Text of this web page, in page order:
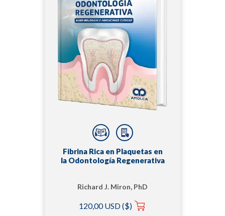
Fibrina Rica en Plaquetas en
la Odontología Regenerativa
Richard J. Miron, PhD
120,00 USD ($)